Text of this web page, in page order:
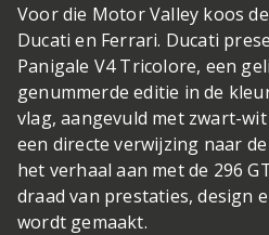
Voor die Motor Valley koos
Ducati en Ferrari. Ducati
Panigale V4 Tricolore, een
genummerde editie in de
vlag, aangevuld met zwart-
een directe verwijzing naar
het verhaal aan met de 296
draad van prestaties, design
wordt gemaakt.